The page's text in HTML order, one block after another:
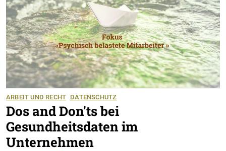
ARBEIT UND RECHT DATENSCHUTZ
Dos and Don'ts bei
Gesundheitsdaten im
Unternehmen